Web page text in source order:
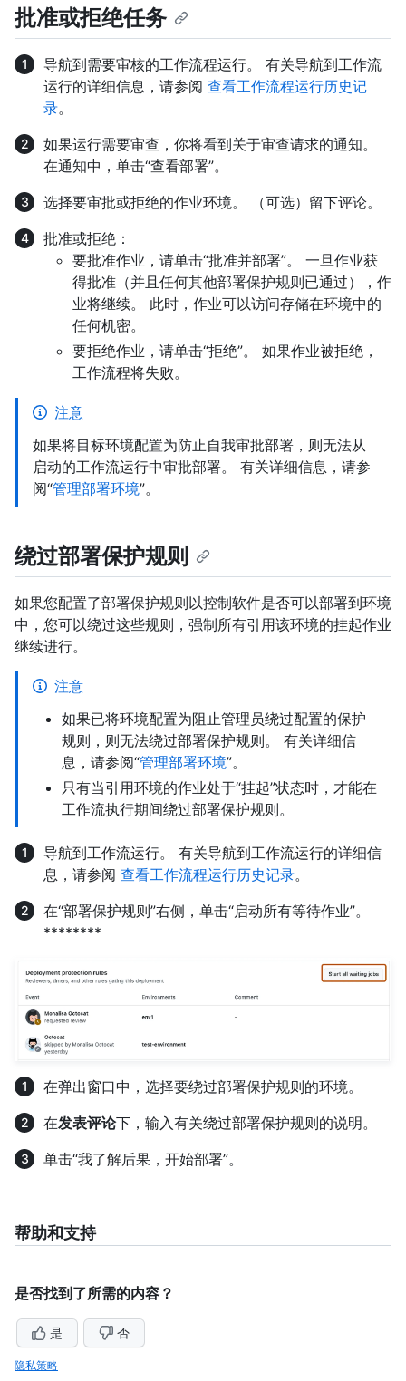
批准或拒绝任务
导航到需要审核的工作流程运行。 有关导航到工作流
运行的详细信息，请参阅 查看工作流程运行历史记
录。
如果运行需要审查，你将看到关于审查请求的通知。
在通知中，单击“查看部署”。
选择要审批或拒绝的作业环境。 （可选）留下评论。
批准或拒绝：
要批准作业，请单击“批准并部署”。 一旦作业获
得批准（并且任何其他部署保护规则已通过），作
业将继续。 此时，作业可以访问存储在环境中的
任何机密。
要拒绝作业，请单击“拒绝”。 如果作业被拒绝，
工作流程将失败。
注意
如果将目标环境配置为防止自我审批部署，则无法从
启动的工作流运行中审批部署。 有关详细信息，请参
阅“管理部署环境”。
绕过部署保护规则
如果您配置了部署保护规则以控制软件是否可以部署到环境
中，您可以绕过这些规则，强制所有引用该环境的挂起作业
继续进行。
注意
如果已将环境配置为阻止管理员绕过配置的保护
规则，则无法绕过部署保护规则。 有关详细信
息，请参阅“管理部署环境”。
只有当引用环境的作业处于“挂起”状态时，才能在
工作流执行期间绕过部署保护规则。
导航到工作流运行。 有关导航到工作流运行的详细信
息，请参阅 查看工作流程运行历史记录。
在“部署保护规则”右侧，单击“启动所有等待作业”。
********
在弹出窗口中，选择要绕过部署保护规则的环境。
在发表评论下，输入有关绕过部署保护规则的说明。
单击“我了解后果，开始部署”。
帮助和支持
是否找到了所需的内容？
是 否
隐私策略